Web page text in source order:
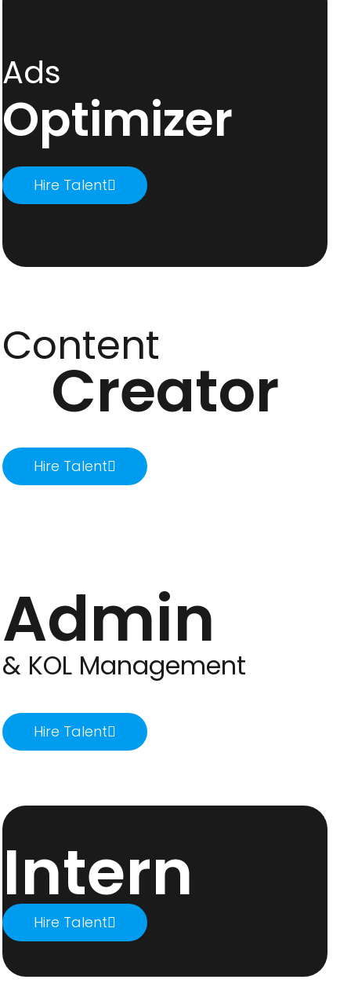
Ads
Optimizer
Hire Talent
Content
Creator
Hire Talent
Admin
& KOL Management
Hire Talent
Intern
Hire Talent